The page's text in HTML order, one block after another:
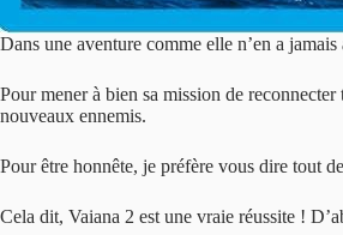
Dans une aventure comme elle n’en a
Pour mener à bien sa mission de
nouveaux ennemis.
Pour être honnête, je préfère vous dire tout
Cela dit, Vaiana 2 est une vraie réussite !